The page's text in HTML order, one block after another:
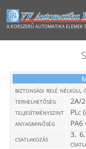
A KORSZERŰ AUTOMATIKA ELEMEK
biztonsági relé nélküli,
terhelhetőség
2A/
teljesítményszint
PLc
anyagminőség
PA6
csatlakozás
3,